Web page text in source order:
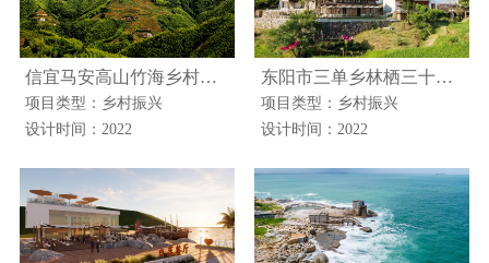
信宜马安高山竹海乡村振兴建设
项目类型：乡村振兴
设计时间：2022
东阳市三单乡林栖三十六院全域共富商业计划书
项目类型：乡村振兴
设计时间：2022